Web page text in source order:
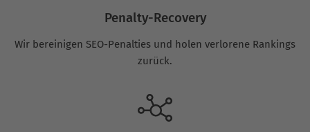
Penalty-Recovery
Wir bereinigen SEO-Penalties und holen verlorene Rankings
zurück.